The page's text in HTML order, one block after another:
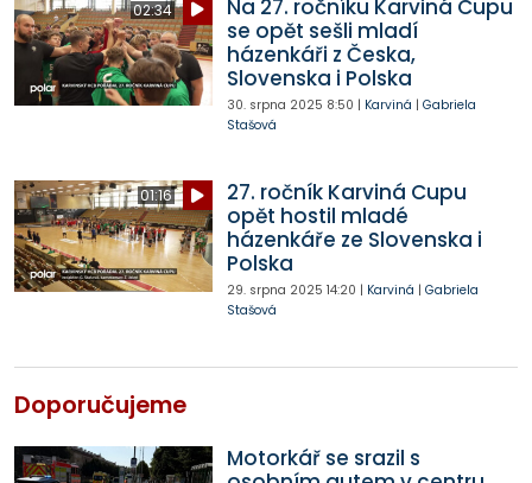
02:34
Na 27. ročníku Karviná Cupu
se opět sešli mladí
házenkáři z Česka,
Slovenska i Polska
30. srpna 2025 8:50 | Karviná | Gabriela
Stašová
01:16
27. ročník Karviná Cupu
opět hostil mladé
házenkáře ze Slovenska i
Polska
29. srpna 2025 14:20 | Karviná | Gabriela
Stašová
Doporučujeme
Motorkář se srazil s